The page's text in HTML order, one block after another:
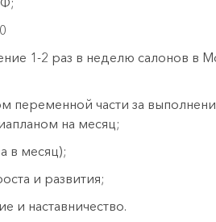
1-2 раз в неделю салонов в
переменной части за
на месяц;
в месяц);
и развития;
и наставничество.